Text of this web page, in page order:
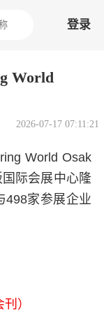
登录
World
2026-07-17 07:11:21
World Osak
际会展中心隆
498家参展企业
）